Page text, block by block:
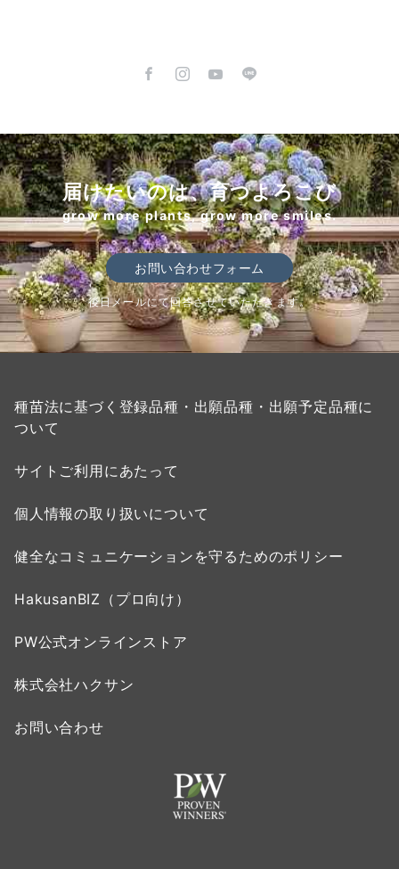
届けたいのは、育つよろこび
grow more plants, grow more smiles.
お問い合わせフォーム
後日メールにて回答させていただきます。
種苗法に基づく登録品種・出願品種・出願予定品種に
ついて
サイトご利用にあたって
個人情報の取り扱いについて
健全なコミュニケーションを守るためのポリシー
HakusanBIZ（プロ向け）
PW公式オンラインストア
株式会社ハクサン
お問い合わせ